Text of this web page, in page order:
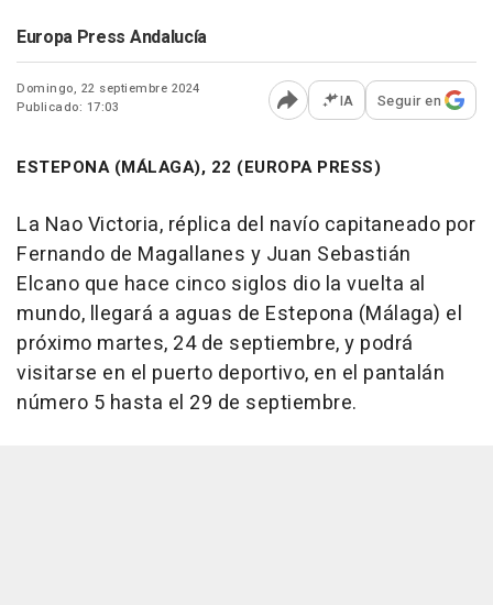
Europa Press Andalucía
Domingo, 22 septiembre 2024
Publicado: 17:03
Abrir opciones para
IA Seguir en
ESTEPONA (MÁLAGA), 22 (EUROPA PRESS)
La Nao Victoria, réplica del navío capitaneado por
Fernando de Magallanes y Juan Sebastián
Elcano que hace cinco siglos dio la vuelta al
mundo, llegará a aguas de Estepona (Málaga) el
próximo martes, 24 de septiembre, y podrá
visitarse en el puerto deportivo, en el pantalán
número 5 hasta el 29 de septiembre.